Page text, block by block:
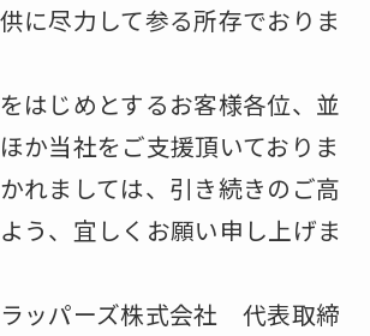
に尽力して参る所存でおりま
はじめとするお客様各位、並
か当社をご支援頂いておりま
れましては、引き続きのご高
う、宜しくお願い申し上げま
ッパーズ株式会社 代表取締